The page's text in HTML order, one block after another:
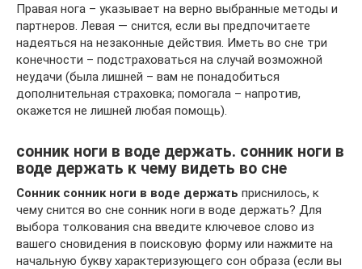
Правая нога – указывает на верно выбранные методы и
партнеров. Левая — снится, если вы предпочитаете
надеяться на незаконные действия. Иметь во сне три
конечности – подстраховаться на случай возможной
неудачи (была лишней – вам не понадобиться
дополнительная страховка; помогала – напротив,
окажется не лишней любая помощь).
сонник ноги в воде держать. сонник ноги в
воде держать к чему видеть во сне
Сонник сонник ноги в воде держать приснилось, к
чему снится во сне сонник ноги в воде держать? Для
выбора толкования сна введите ключевое слово из
вашего сновидения в поисковую форму или нажмите на
начальную букву характеризующего сон образа (если вы